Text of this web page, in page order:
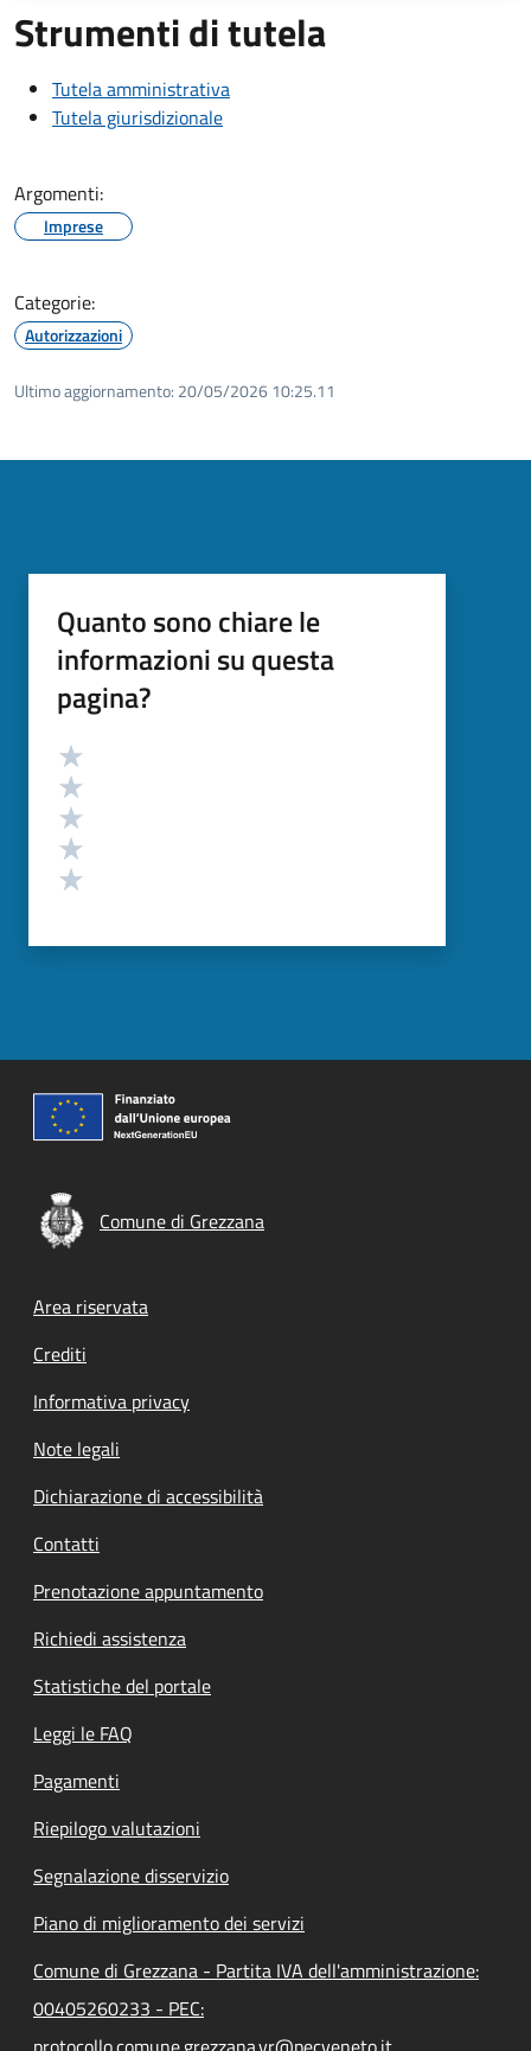
Strumenti di tutela
Tutela amministrativa
Tutela giurisdizionale
Argomenti:
Imprese
Categorie:
Autorizzazioni
Ultimo aggiornamento: 20/05/2026 10:25.11
Quanto sono chiare le
informazioni su questa
pagina?
Valutazione
Comune di Grezzana
Footer menu
Area riservata
Crediti
Informativa privacy
Note legali
Dichiarazione di accessibilità
Contatti
Prenotazione appuntamento
Richiedi assistenza
Statistiche del portale
Leggi le FAQ
Pagamenti
Riepilogo valutazioni
Segnalazione disservizio
Piano di miglioramento dei servizi
Comune di Grezzana - Partita IVA dell'amministrazione:
00405260233 - PEC: